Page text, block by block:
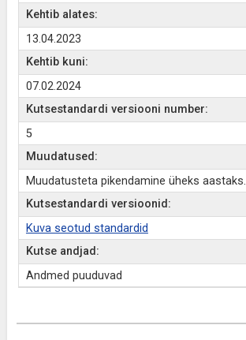
Kehtib alates:
13.04.2023
Kehtib kuni:
07.02.2024
Kutsestandardi versiooni number:
5
Muudatused:
Muudatusteta pikendamine üheks aastaks.
Kutsestandardi versioonid:
Kuva seotud standardid
Kutse andjad:
Andmed puuduvad